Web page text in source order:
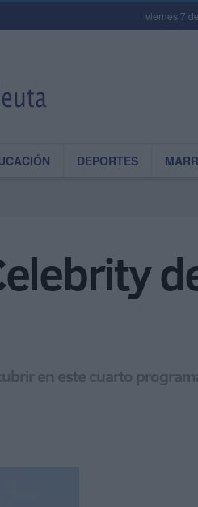
viernes 7
DEPORTES
en este cuarto